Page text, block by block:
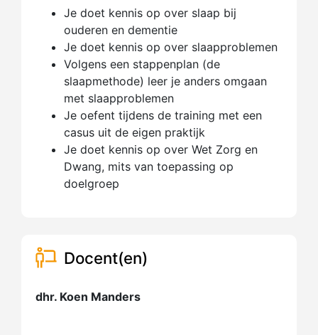
Je doet kennis op over slaap bij
ouderen en dementie
Je doet kennis op over slaapproblemen
Volgens een stappenplan (de
slaapmethode) leer je anders omgaan
met slaapproblemen
Je oefent tijdens de training met een
casus uit de eigen praktijk
Je doet kennis op over Wet Zorg en
Dwang, mits van toepassing op
doelgroep
Docent(en)
dhr. Koen Manders